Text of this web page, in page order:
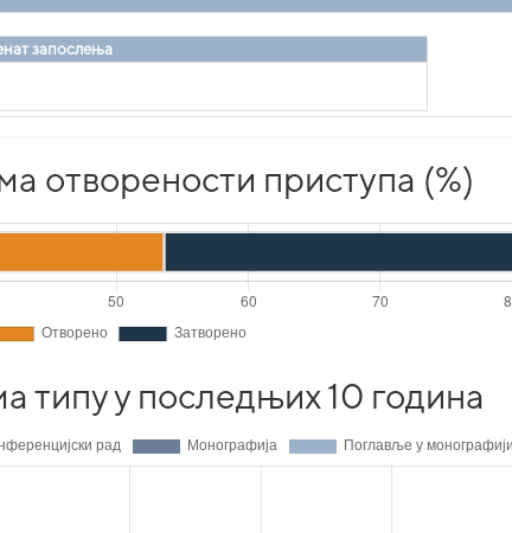
запослења
отворености приступа (%)
типу у последњих 10 година